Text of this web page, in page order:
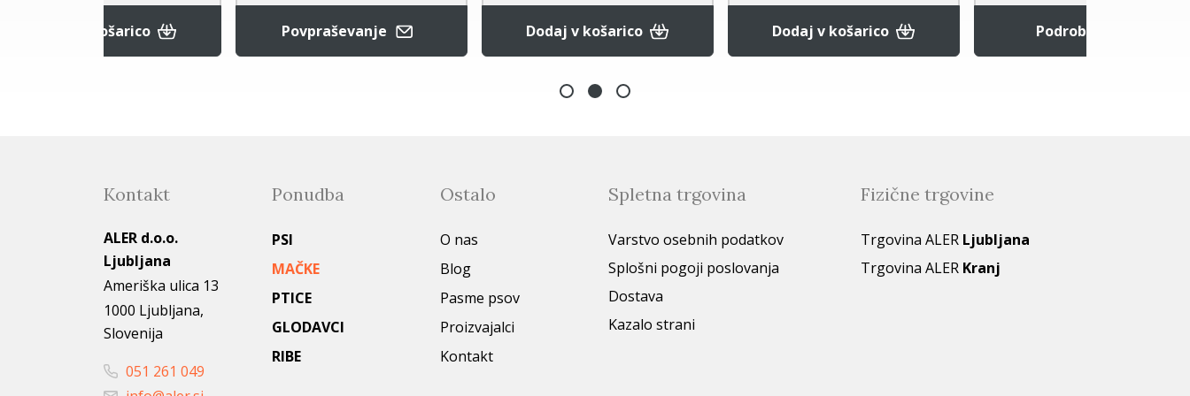
Dodaj v košarico Dodaj v košarico Podrobneje Dodaj v košarico
Kontakt
ALER d.o.o.
Ljubljana
Ameriška ulica 13
1000 Ljubljana,
Slovenija
051 261 049
Ponudba
PSI
MAČKE
PTICE
GLODAVCI
RIBE
Ostalo
O nas
Blog
Pasme psov
Proizvajalci
Kontakt
Spletna trgovina
Varstvo osebnih podatkov
Splošni pogoji poslovanja
Dostava
Kazalo strani
Fizične trgovine
Trgovina ALER Ljubljana
Trgovina ALER Kranj